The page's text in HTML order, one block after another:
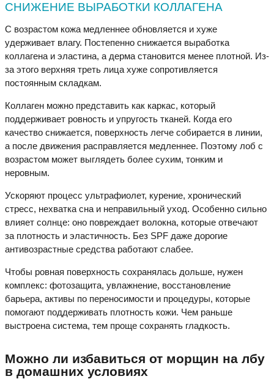
СНИЖЕНИЕ ВЫРАБОТКИ КОЛЛАГЕНА
С возрастом кожа медленнее обновляется и хуже
удерживает влагу. Постепенно снижается выработка
коллагена и эластина, а дерма становится менее плотной. Из-
за этого верхняя треть лица хуже сопротивляется
постоянным складкам.
Коллаген можно представить как каркас, который
поддерживает ровность и упругость тканей. Когда его
качество снижается, поверхность легче собирается в линии,
а после движения расправляется медленнее. Поэтому лоб с
возрастом может выглядеть более сухим, тонким и
неровным.
Ускоряют процесс ультрафиолет, курение, хронический
стресс, нехватка сна и неправильный уход. Особенно сильно
влияет солнце: оно повреждает волокна, которые отвечают
за плотность и эластичность. Без SPF даже дорогие
антивозрастные средства работают слабее.
Чтобы ровная поверхность сохранялась дольше, нужен
комплекс: фотозащита, увлажнение, восстановление
барьера, активы по переносимости и процедуры, которые
помогают поддерживать плотность кожи. Чем раньше
выстроена система, тем проще сохранять гладкость.
Можно ли избавиться от морщин на лбу
в домашних условиях